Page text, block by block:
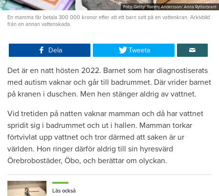
Foto: Getty/ Tommy Andersson/ Anna Rytterbrant
En mamma får betala 300 000 kronor efter att ett barn satt på en vattenkran. Arkivbild
från en annan vattenskada.
Dela Tweeta
Det är en natt hösten 2022. Barnet som har diagnostiserats
med autism vaknar och går till badrummet. Där vrider barnet
på kranen i duschen. Men hen stänger aldrig av vattnet.
Vid tretiden på natten vaknar mamman och då har vattnet
spridit sig i badrummet och ut i hallen. Mamman torkar
förtvivlat upp vattnet och tror därmed att saken är ur
världen. Hon ringer därför aldrig till sin hyresvärd
Örebrobostäder, Öbo, och berättar om olyckan.
Läs också